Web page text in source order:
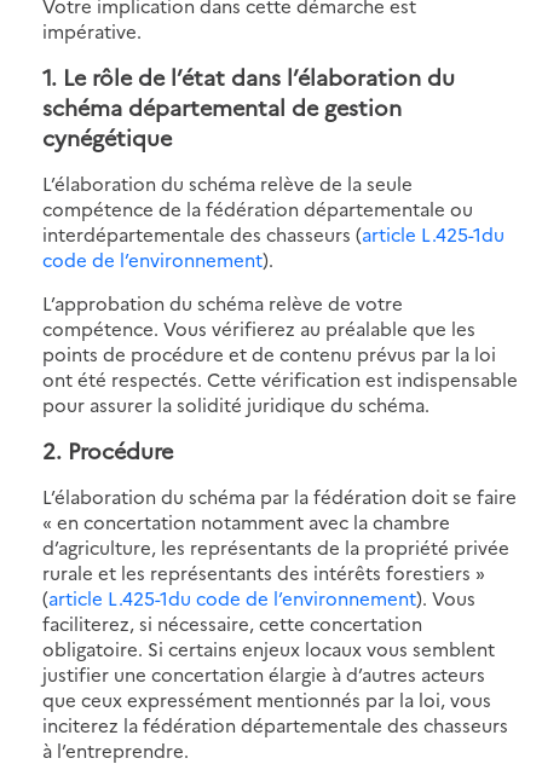
impérative.
1. Le rôle de l’état dans l’élaboration du
schéma départemental de gestion
cynégétique
L’élaboration du schéma relève de la seule
compétence de la fédération départementale ou
interdépartementale des chasseurs (article L.425-1du
code de l’environnement).
L’approbation du schéma relève de votre
compétence. Vous vérifierez au préalable que les
points de procédure et de contenu prévus par la loi
ont été respectés. Cette vérification est indispensable
pour assurer la solidité juridique du schéma.
2. Procédure
L’élaboration du schéma par la fédération doit se faire
« en concertation notamment avec la chambre
d’agriculture, les représentants de la propriété privée
rurale et les représentants des intérêts forestiers »
(article L.425-1du code de l’environnement). Vous
faciliterez, si nécessaire, cette concertation
obligatoire. Si certains enjeux locaux vous semblent
justifier une concertation élargie à d’autres acteurs
que ceux expressément mentionnés par la loi, vous
inciterez la fédération départementale des chasseurs
à l’entreprendre.